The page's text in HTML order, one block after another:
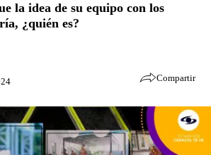
la idea de su equipo con los
¿quién es?
Compartir